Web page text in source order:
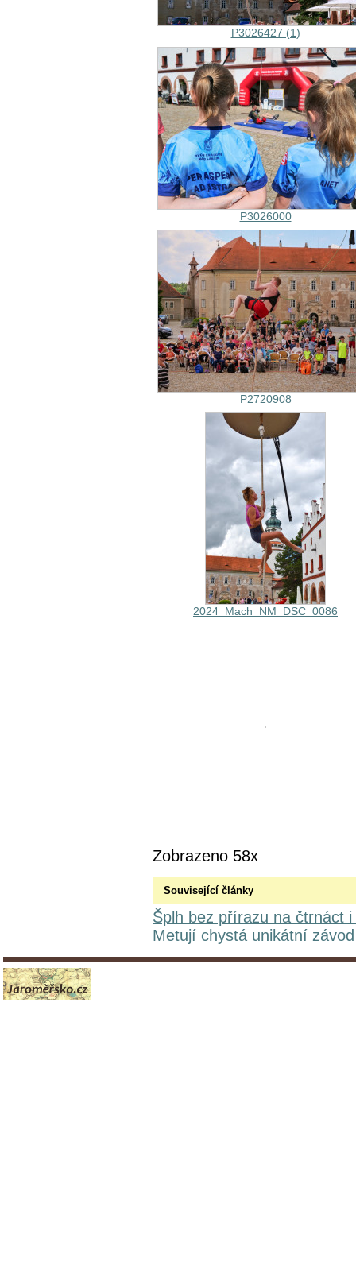
P3026427 (1)
P3026000
P2720908
2024_Mach_NM_DSC_0086
Zobrazeno 58x
Související články
Šplh bez přírazu na čtrnáct
Metují chystá unikátní